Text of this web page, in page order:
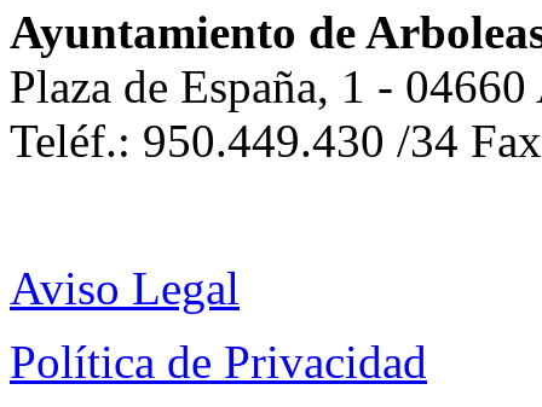
Ayuntamiento de
Plaza de España, 1 -
Teléf.: 950.449.430 /34
Aviso Legal
Política de Privacidad